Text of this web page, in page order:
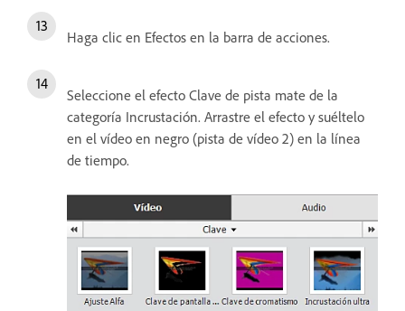
Haga clic en Efectos en la barra de acciones.
Seleccione el efecto Clave de pista mate de la
categoría Incrustación. Arrastre el efecto y suéltelo
en el vídeo en negro (pista de vídeo 2) en la línea
de tiempo.